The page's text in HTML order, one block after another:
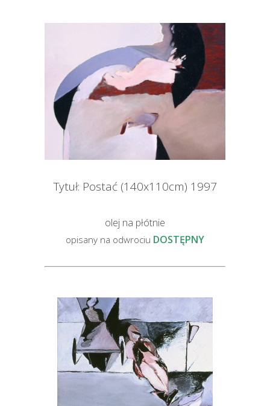
Tytuł: Postać (140x110cm) 1997
olej na płótnie
opisany na odwrociu DOSTĘPNY